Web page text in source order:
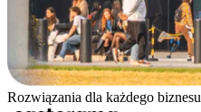
Rozwiązania dla każdego